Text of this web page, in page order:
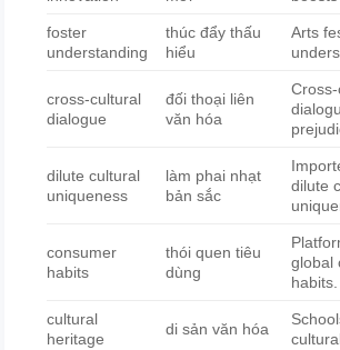
foster
understanding
thúc đẩy thấu
hiểu
Arts
cross-cultural
dialogue
đối thoại liên
văn hóa
dilute cultural
uniqueness
làm phai nhạt
bản sắc
dilute
consumer
habits
thói quen tiêu
dùng
global
habits.
cultural
heritage
di sản văn hóa